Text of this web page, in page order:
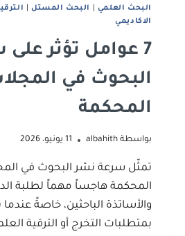
البحث العلمي البحث المستل
الاكاديمي
7 عوامل تؤثر
البحوث في
المحكمة
بواسطة albahith 11 يونيو، 2026
تمثّل سرعة نشر البحوث في
المحكمة هاجساً مهماً لطلبة
والأساتذة الباحثين، خاصةً
بمتطلبات التخرج أو الترقية